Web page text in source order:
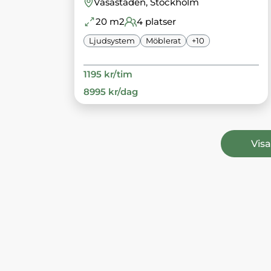
20 m2 4 platser
Ljudsystem Möblerat +10
1195 kr/tim
8995 kr/dag